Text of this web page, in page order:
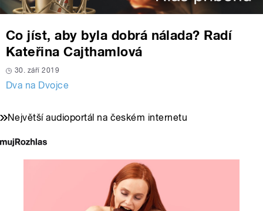
Co jíst, aby byla dobrá nálada? Radí
Kateřina Cajthamlová
30. září 2019
Dva na Dvojce
Největší audioportál na českém internetu